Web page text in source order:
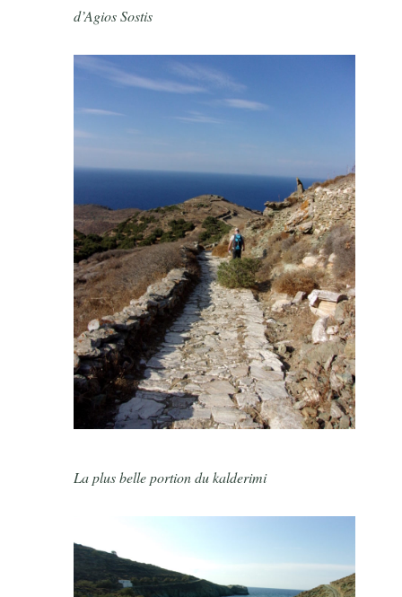
d’Agios Sostis
La plus belle portion du kalderimi